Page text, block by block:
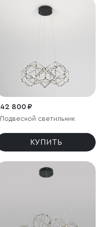
42 800 ₽
Подвесной светильник
КУПИТЬ